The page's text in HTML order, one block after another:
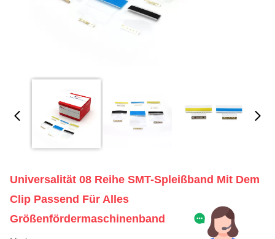
Universalität 08 Reihe SMT-Spleißband Mit Dem
Clip Passend Für Alles
Größenfördermaschinenband